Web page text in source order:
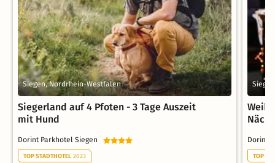
Siegen, Nordrhein-Westfalen
Siegerland auf 4 Pfoten - 3 Tage Auszeit
mit Hund
Dorint Parkhotel Siegen
TOP STADTHOTEL 2023
Dorint
TOP